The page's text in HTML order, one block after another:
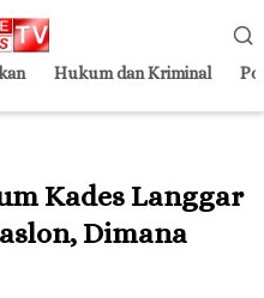
Hukum dan Kriminal
Kades Langgar
Dimana